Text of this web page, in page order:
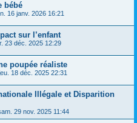
bébé
16 janv. 2026 16:21
sur l’enfant
23 déc. 2025 12:29
poupée réaliste
18 déc. 2025 22:31
Illégale et Disparition
29 nov. 2025 11:44